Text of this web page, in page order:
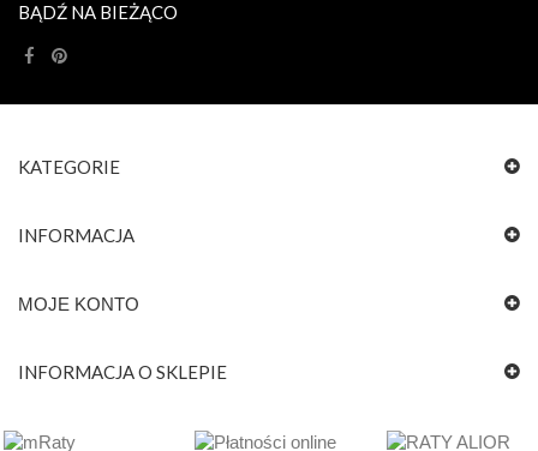
BĄDŹ NA BIEŻĄCO
KATEGORIE
INFORMACJA
MOJE KONTO
INFORMACJA O SKLEPIE